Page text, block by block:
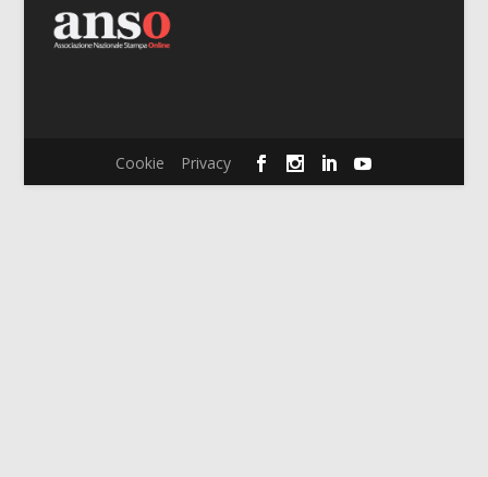
Cookie Privacy